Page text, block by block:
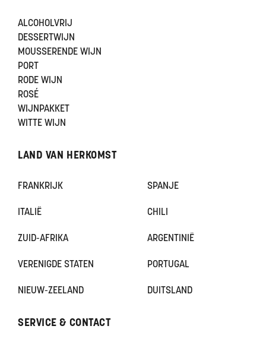
ALCOHOLVRIJ
DESSERTWIJN
MOUSSERENDE WIJN
PORT
RODE WIJN
ROSÉ
WIJNPAKKET
WITTE WIJN
LAND VAN HERKOMST
FRANKRIJK SPANJE
ITALIË CHILI
ZUID-AFRIKA ARGENTINIË
VERENIGDE STATEN PORTUGAL
NIEUW-ZEELAND DUITSLAND
SERVICE & CONTACT